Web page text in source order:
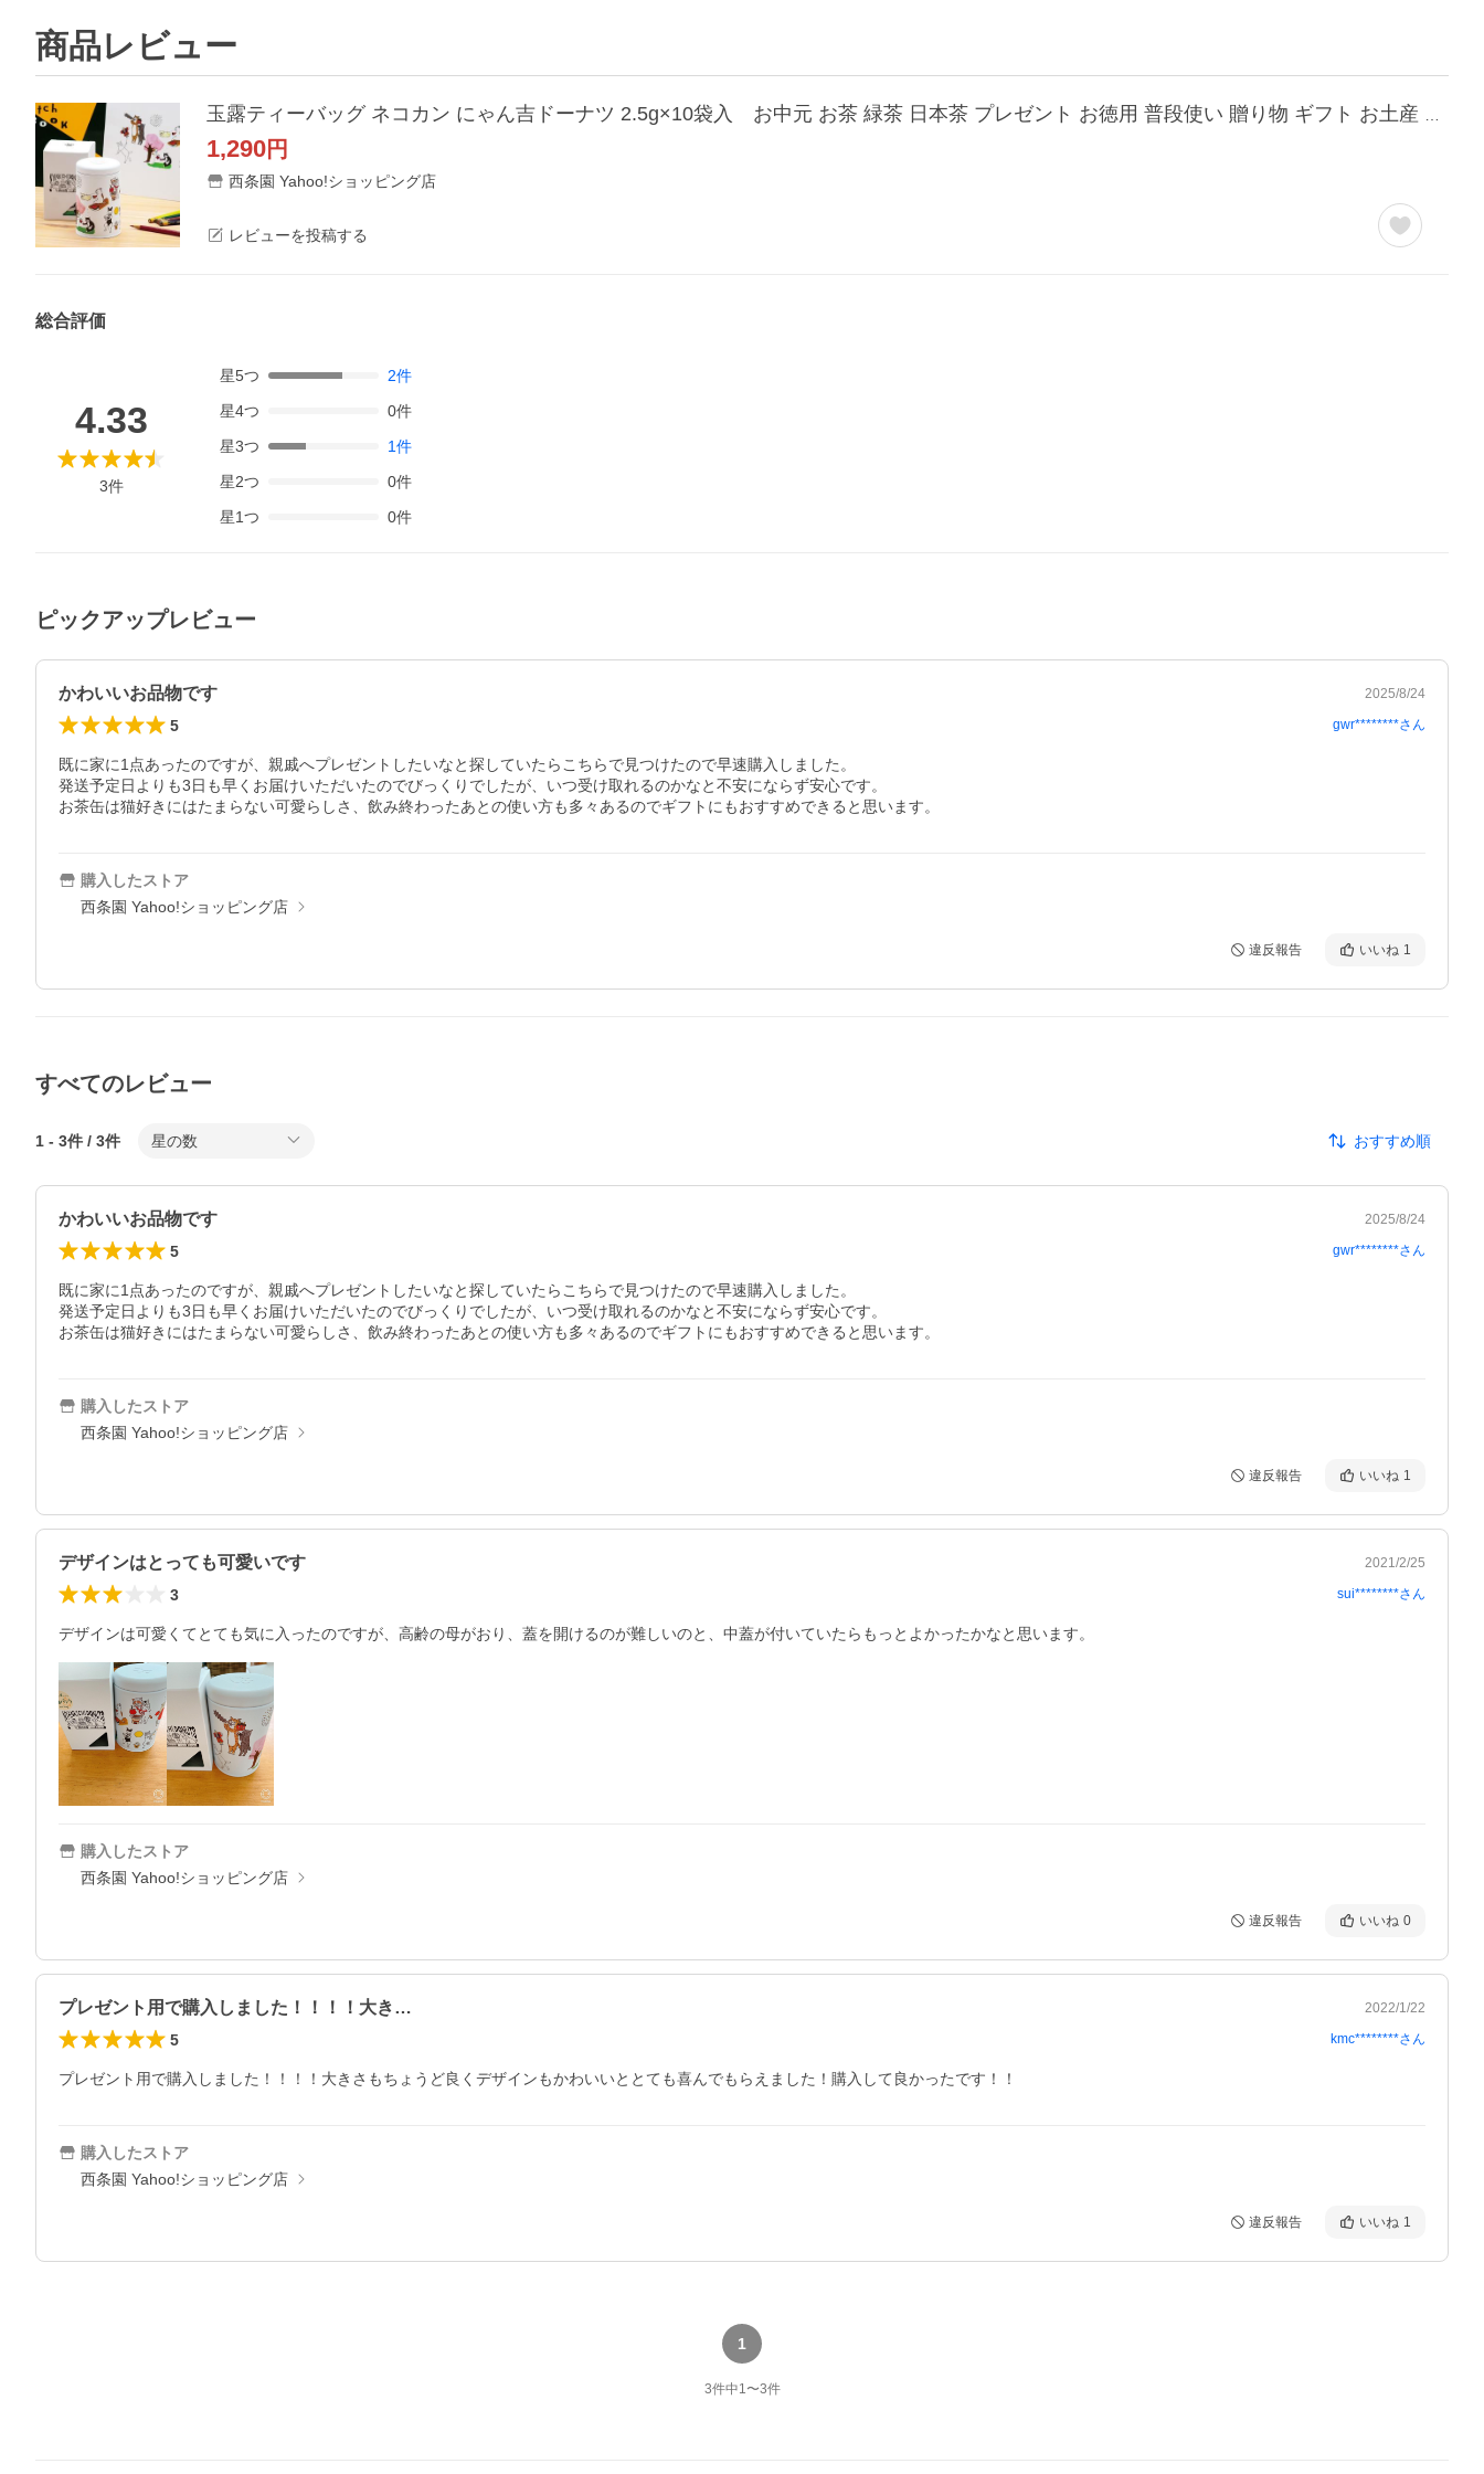
商品レビュー
1,290円
西条園 Yahoo!ショッピング店
レビューを投稿する
総合評価
4.33
3件
星5つ 2件
星4つ 0件
星3つ 1件
星2つ 0件
星1つ 0件
ピックアップレビュー
かわいいお品物です 2025/8/24
5 gwr********さん
既に家に1点あったのですが、親戚へプレゼントしたいなと探していたらこちらで見つけたので早速購入しました。
発送予定日よりも3日も早くお届けいただいたのでびっくりでしたが、いつ受け取れるのかなと不安にならず安心です。
お茶缶は猫好きにはたまらない可愛らしさ、飲み終わったあとの使い方も多々あるのでギフトにもおすすめできると思います。
購入したストア
西条園 Yahoo!ショッピング店
違反報告 いいね 1
すべてのレビュー
1 - 3件 / 3件 星の数 おすすめ順
かわいいお品物です 2025/8/24
5 gwr********さん
既に家に1点あったのですが、親戚へプレゼントしたいなと探していたらこちらで見つけたので早速購入しました。
発送予定日よりも3日も早くお届けいただいたのでびっくりでしたが、いつ受け取れるのかなと不安にならず安心です。
お茶缶は猫好きにはたまらない可愛らしさ、飲み終わったあとの使い方も多々あるのでギフトにもおすすめできると思います。
購入したストア
西条園 Yahoo!ショッピング店
違反報告 いいね 1
デザインはとっても可愛いです 2021/2/25
3 sui********さん
デザインは可愛くてとても気に入ったのですが、高齢の母がおり、蓋を開けるのが難しいのと、中蓋が付いていたらもっとよかったかなと思います。
購入したストア
西条園 Yahoo!ショッピング店
違反報告 いいね 0
プレゼント用で購入しました！！！！大き… 2022/1/22
5 kmc********さん
プレゼント用で購入しました！！！！大きさもちょうど良くデザインもかわいいととても喜んでもらえました！購入して良かったです！！
購入したストア
西条園 Yahoo!ショッピング店
違反報告 いいね 1
1
3件中1〜3件